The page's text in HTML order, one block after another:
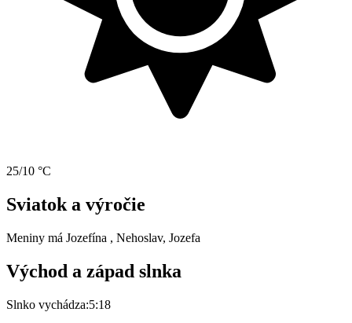
25/10 °C
Sviatok a výročie
Meniny má Jozefína , Nehoslav, Jozefa
Východ a západ slnka
Slnko vychádza:5:18